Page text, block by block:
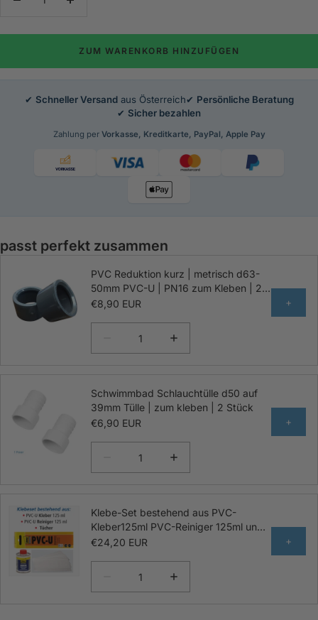
Menge
Menge
ZUM WARENKORB HINZUFÜGEN
✔ Schneller Versandaus Österreich✔ Persönliche Beratung
✔ Sicher bezahlen
Zahlung per Vorkasse, Kreditkarte, PayPal, Apple Pay
passt perfekt zusammen
PVC Reduktion kurz | metrisch d63-
50mm PVC-U | PN16 zum Kleben | 2
Stück
€8,90 EUR +
Schwimmbad Schlauchtülle d50 auf
39mm Tülle | zum kleben | 2 Stück
€6,90 EUR
+
Klebe-Set bestehend aus PVC-
Kleber125ml PVC-Reiniger 125ml und
Tücher
€24,20 EUR +